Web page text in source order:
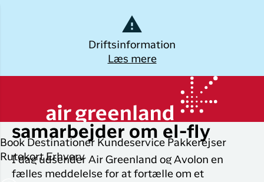
Driftsinformation
Læs mere
Book Destinationer Kundeservice Pakkerejser
RutekortErhverv
Kalaallisut
rejse
Book flybillet
Check-in
Oplev
Grønland
Øvrige
destinationer
Alle
Populære
byer
Nuuk
Brug din e-mail adresse
Air Greenland og Avolon
samarbejder om el-fly
I dag udsender Air Greenland og Avolon en
fælles meddelelse for at fortælle om et